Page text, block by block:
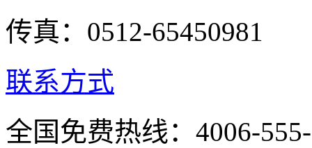
传真：0512-65450981
联系方式
全国免费热线：4006-